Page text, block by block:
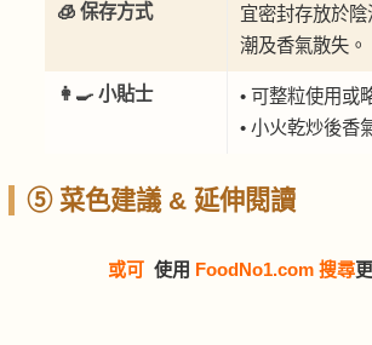
🧊 保存方式
宜密封存放於
潮及香氣散失。
👩‍🍳 小貼士
• 可整粒使用或
• 小火乾炒後香
⑤ 菜色建議 & 延伸閱讀
或可 使用 FoodNo1.com 搜尋